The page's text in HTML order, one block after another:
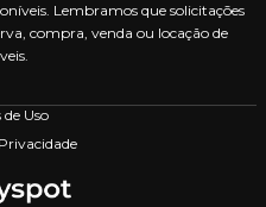
Lembramos que solicitações
compra, venda ou locação de
de Uso